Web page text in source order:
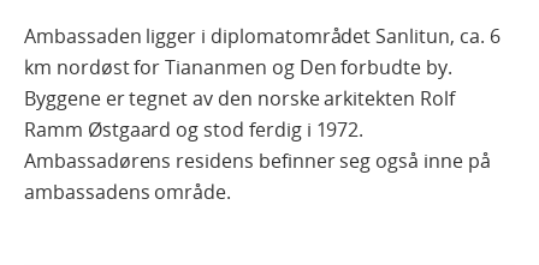
Ambassaden ligger i diplomatområdet Sanlitun, ca. 6
km nordøst for Tiananmen og Den forbudte by.
Byggene er tegnet av den norske arkitekten Rolf
Ramm Østgaard og stod ferdig i 1972.
Ambassadørens residens befinner seg også inne på
ambassadens område.